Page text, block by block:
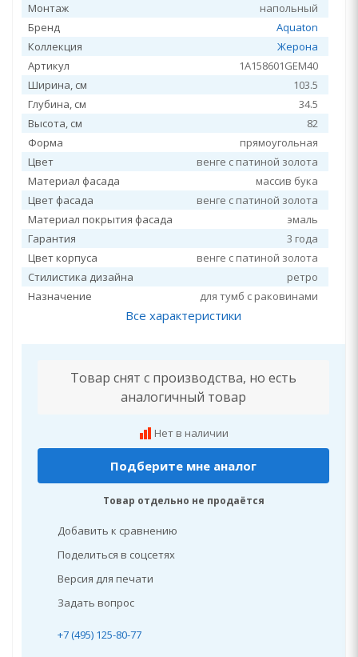
Монтаж
напольный
Бренд
Aquaton
Коллекция
Жерона
Артикул
1A158601GEM40
Ширина, см
103.5
Глубина, см
34.5
Высота, см
82
Форма
прямоугольная
Цвет
венге с патиной золота
Материал фасада
массив бука
Цвет фасада
венге с патиной золота
Материал покрытия фасада
эмаль
Гарантия
3 года
Цвет корпуса
венге с патиной золота
Стилистика дизайна
ретро
Назначение
для тумб с раковинами
Все характеристики
Товар снят с производства, но есть
аналогичный товар
Нет в наличии
Подберите мне аналог
Товар отдельно не продаётся
Добавить к сравнению
Поделиться в соцсетях
Версия для печати
Задать вопрос
+7 (495) 125-80-77